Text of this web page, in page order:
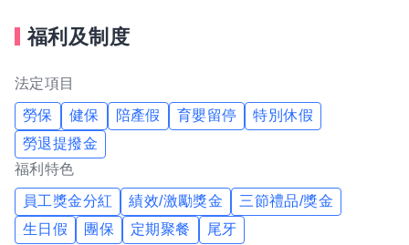
福利及制度
法定項目
勞保 健保 陪產假 育嬰留停
特別休假
勞退提撥金
福利特色
員工獎金分紅 績效/激勵獎金
三節禮品/獎金
生日假
團保 定期聚餐 尾牙